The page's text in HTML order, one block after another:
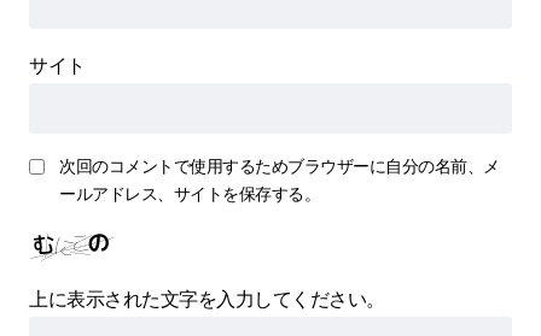
サイト
次回のコメントで使用するためブラウザーに自分の名前、メ
ールアドレス、サイトを保存する。
上に表示された文字を入力してください。